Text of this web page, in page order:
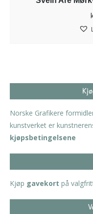
Norske Grafikere
kunstverket er
kjøpsbetingelsene
Kjøp gavekort på